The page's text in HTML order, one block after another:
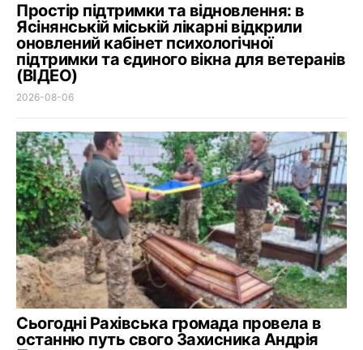
Простір підтримки та відновлення: в
Ясінянській міській лікарні відкрили
оновлений кабінет психологічної
підтримки та єдиного вікна для ветеранів
(ВІДЕО)
2026-08-06
Сьогодні Рахівська громада провела в
останню путь свого Захисника Андрія